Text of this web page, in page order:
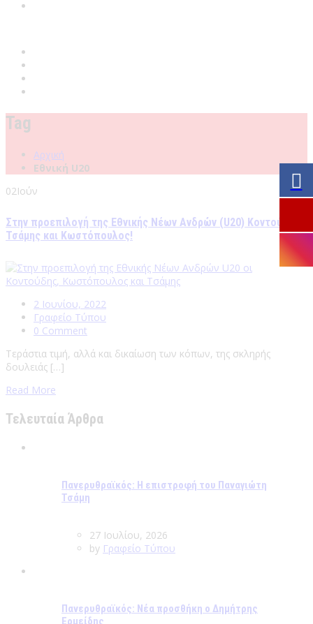
Tag
Αρχική
Εθνική U20
02Ιούν
Στην προεπιλογή της Εθνικής Νέων Ανδρών (U20) Κοντούδης,
Τσάμης και Κωστόπουλος!
2 Ιουνίου, 2022
Γραφείο Τύπου
0 Comment
Τεράστια τιμή, αλλά και δικαίωση των κόπων, της σκληρής
δουλειάς […]
Read More
Τελευταία Άρθρα
Πανερυθραϊκός: Η επιστροφή του Παναγιώτη
Τσάμη
27 Ιουλίου, 2026
by Γραφείο Τύπου
Πανερυθραϊκός: Νέα προσθήκη ο Δημήτρης
Ερμείδης